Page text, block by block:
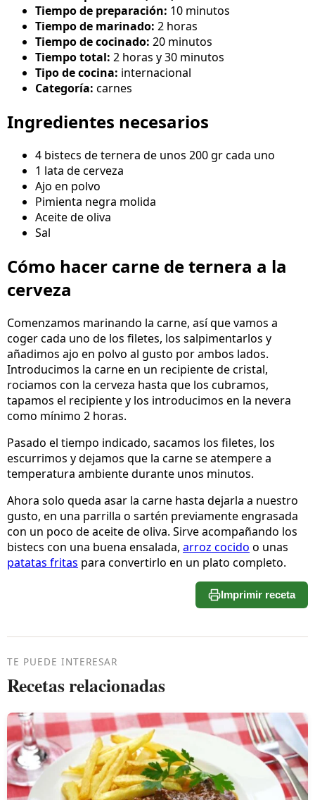
Tiempo de preparación: 10 minutos
Tiempo de marinado: 2 horas
Tiempo de cocinado: 20 minutos
Tiempo total: 2 horas y 30 minutos
Tipo de cocina: internacional
Categoría: carnes
Ingredientes necesarios
4 bistecs de ternera de unos 200 gr cada uno
1 lata de cerveza
Ajo en polvo
Pimienta negra molida
Aceite de oliva
Sal
Cómo hacer carne de ternera a la
cerveza
Comenzamos marinando la carne, así que vamos a
coger cada uno de los filetes, los salpimentarlos y
añadimos ajo en polvo al gusto por ambos lados.
Introducimos la carne en un recipiente de cristal,
rociamos con la cerveza hasta que los cubramos,
tapamos el recipiente y los introducimos en la nevera
como mínimo 2 horas.
Pasado el tiempo indicado, sacamos los filetes, los
escurrimos y dejamos que la carne se atempere a
temperatura ambiente durante unos minutos.
Ahora solo queda asar la carne hasta dejarla a nuestro
gusto, en una parrilla o sartén previamente engrasada
con un poco de aceite de oliva. Sirve acompañando los
bistecs con una buena ensalada, arroz cocido o unas
patatas fritas para convertirlo en un plato completo.
Imprimir receta
TE PUEDE INTERESAR
Recetas relacionadas